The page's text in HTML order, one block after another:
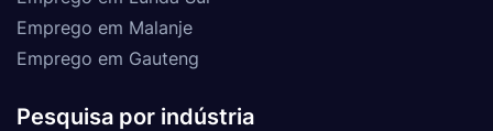
Emprego em Malanje
Emprego em Gauteng
Pesquisa por indústria